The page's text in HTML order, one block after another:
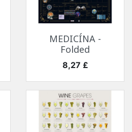
MEDICÍNA -
Folded
Cena
8,27 £